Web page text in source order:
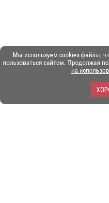
Мы используем cookies-файлы,
пользоваться сайтом. Продолжая
на